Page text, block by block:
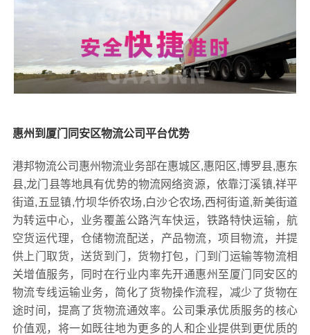
惠州到厦门同安区物流公司平台优势
港邦物流公司惠州物流业务部在惠城区,惠阳区,博罗县,惠东
县,龙门县等地具有优势的物流网络资源，依靠汀溪镇,祥平
街道,五显镇,竹坝华侨农场,白沙仑农场,西柯街道,新美街道
为转运中心，业务覆盖公路汽车快运，铁路特快运输，航
空货运代理，仓储物流配送，产品物流，项目物流，并提
供上门取货，送货到门，货物打包，门到门运输等物流相
关增值服务，同时在行业内率先开通惠州至厦门同安区的
物流专线运输业务，简化了货物操作流程，减少了货物在
途时间，提高了货物流通效率。公司秉承优质服务的核心
价值观，将一如既往地为更多的人和企业提供到更优质的